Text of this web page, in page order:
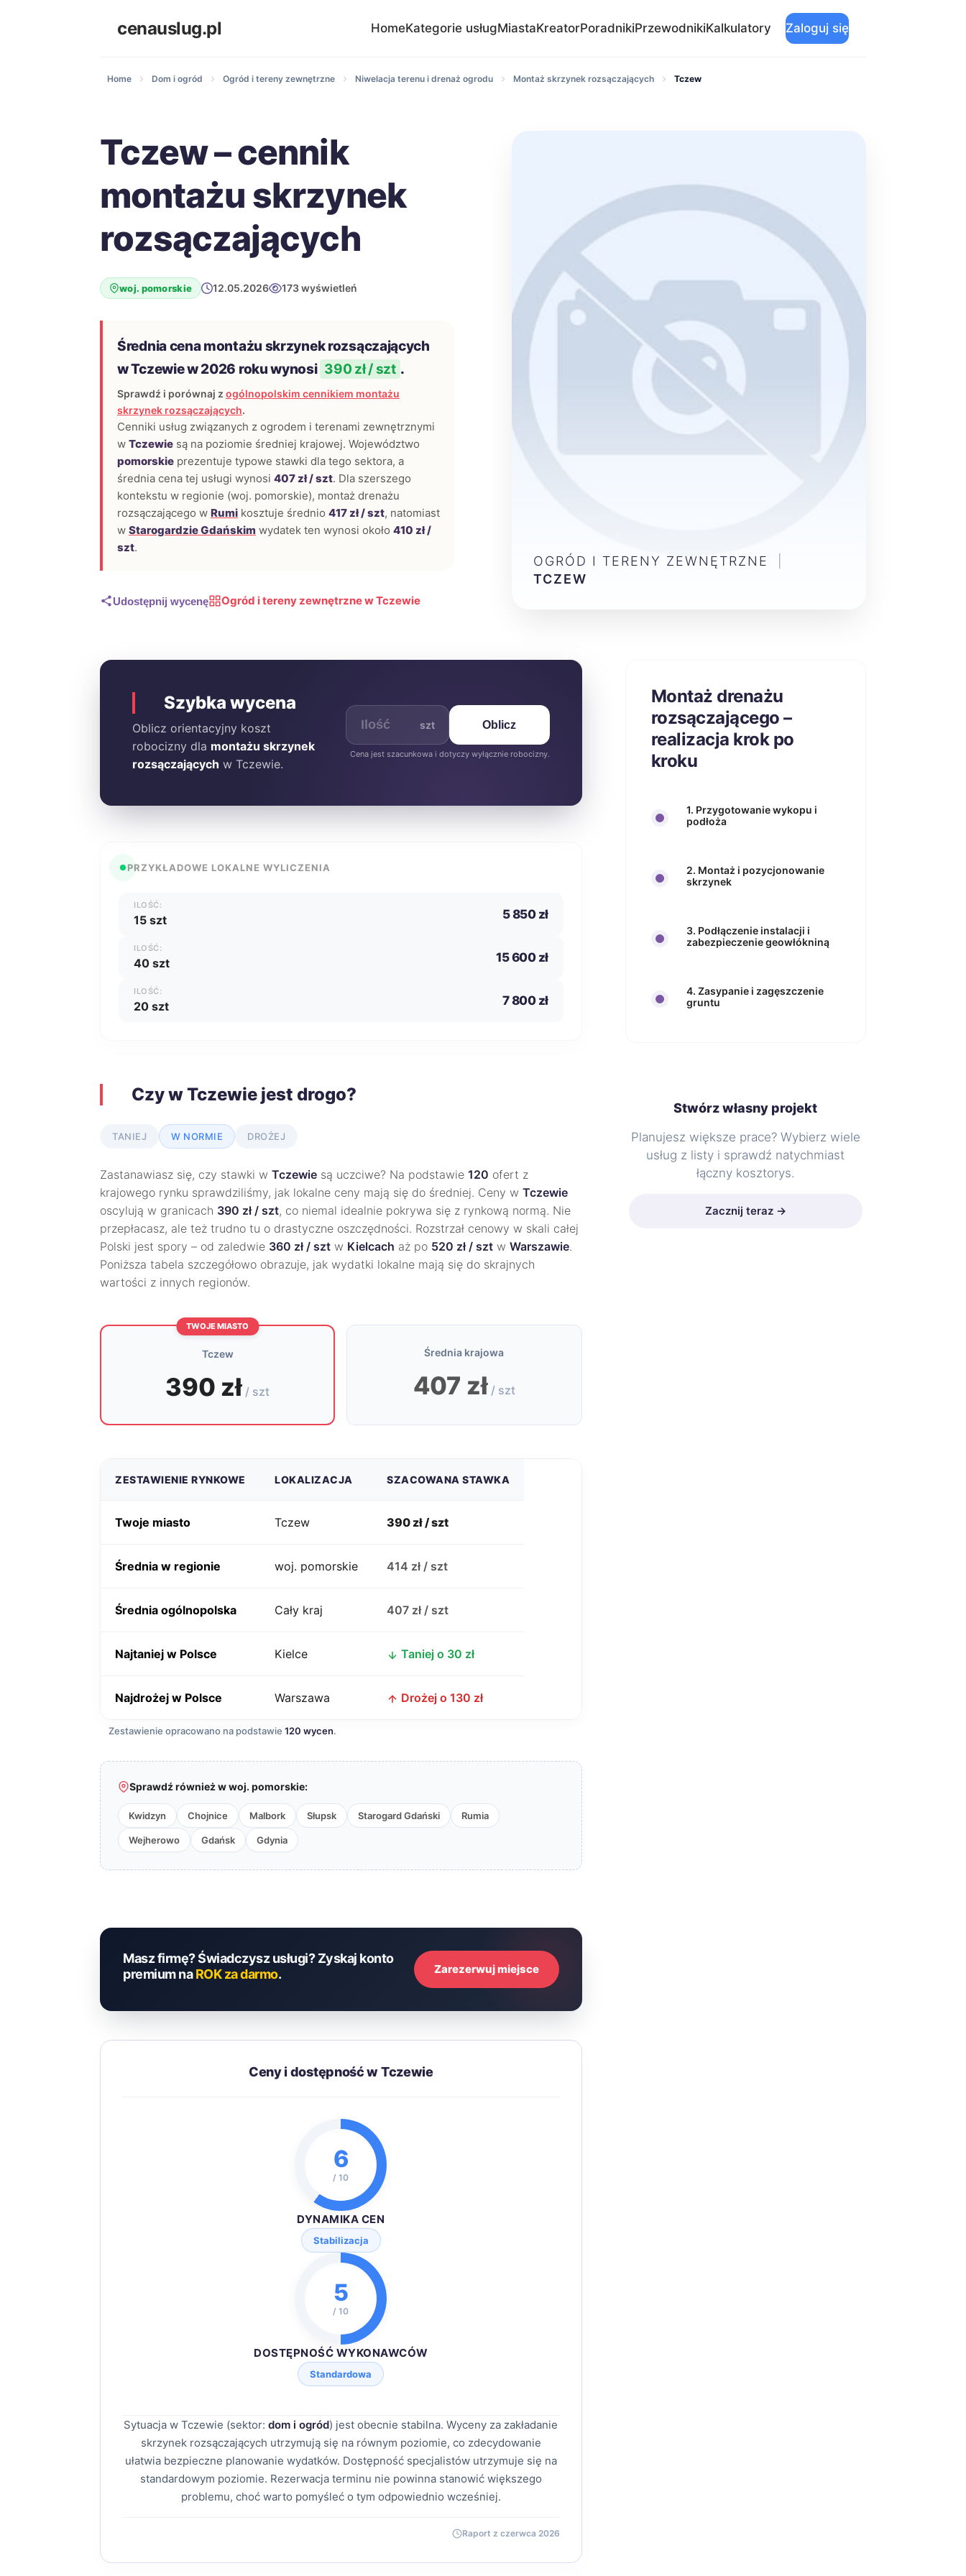
cenauslug.pl HomeKategorie usługMiastaKreatorPoradnikiPrzewodnikiKalkulatory Zaloguj się
Home Dom i ogród Ogród i tereny zewnętrzne Niwelacja terenu i drenaż ogrodu Montaż skrzynek rozsączających Tczew
Tczew – cennik
montażu skrzynek
rozsączających
woj. pomorskie 12.05.2026 173 wyświetleń
Średnia cena montażu skrzynek rozsączających
w Tczewie w 2026 roku wynosi 390 zł / szt .
Sprawdź i porównaj z ogólnopolskim cennikiem montażu
skrzynek rozsączających.
Cenniki usług związanych z ogrodem i terenami zewnętrznymi
w Tczewie są na poziomie średniej krajowej. Województwo
pomorskie prezentuje typowe stawki dla tego sektora, a
średnia cena tej usługi wynosi 407 zł / szt. Dla szerszego
kontekstu w regionie (woj. pomorskie), montaż drenażu
rozsączającego w Rumi kosztuje średnio 417 zł / szt, natomiast
w Starogardzie Gdańskim wydatek ten wynosi około 410 zł /
szt.
Udostępnij wycenę Ogród i tereny zewnętrzne w Tczewie
OGRÓD I TERENY ZEWNĘTRZNE
TCZEW
Szybka wycena
Oblicz orientacyjny koszt
robocizny dla montażu skrzynek
rozsączających w Tczewie.
szt Oblicz
Cena jest szacunkowa i dotyczy wyłącznie robocizny.
PRZYKŁADOWE LOKALNE WYLICZENIA
ILOŚĆ:
15 szt 5 850 zł
ILOŚĆ:
40 szt 15 600 zł
ILOŚĆ:
20 szt 7 800 zł
Czy w Tczewie jest drogo?
TANIEJ W NORMIE DROŻEJ
Zastanawiasz się, czy stawki w Tczewie są uczciwe? Na podstawie 120 ofert z
krajowego rynku sprawdziliśmy, jak lokalne ceny mają się do średniej. Ceny w Tczewie
oscylują w granicach 390 zł / szt, co niemal idealnie pokrywa się z rynkową normą. Nie
przepłacasz, ale też trudno tu o drastyczne oszczędności. Rozstrzał cenowy w skali całej
Polski jest spory – od zaledwie 360 zł / szt w Kielcach aż po 520 zł / szt w Warszawie.
Poniższa tabela szczegółowo obrazuje, jak wydatki lokalne mają się do skrajnych
wartości z innych regionów.
TWOJE MIASTO
Tczew
390 zł / szt
Średnia krajowa
407 zł / szt
ZESTAWIENIE RYNKOWE LOKALIZACJA SZACOWANA STAWKA
Twoje miasto Tczew 390 zł / szt
Średnia w regionie woj. pomorskie 414 zł / szt
Średnia ogólnopolska Cały kraj 407 zł / szt
Najtaniej w Polsce Kielce Taniej o 30 zł
Najdrożej w Polsce Warszawa Drożej o 130 zł
Zestawienie opracowano na podstawie 120 wycen.
Sprawdź również w woj. pomorskie:
Kwidzyn Chojnice Malbork Słupsk Starogard Gdański Rumia
Wejherowo Gdańsk Gdynia
Masz firmę? Świadczysz usługi? Zyskaj konto
premium naROK za darmo. Zarezerwuj miejsce
Ceny i dostępność w Tczewie
6
/ 10
DYNAMIKA CEN
Stabilizacja
5
/ 10
DOSTĘPNOŚĆ WYKONAWCÓW
Standardowa
Sytuacja w Tczewie (sektor:dom i ogród) jest obecnie stabilna. Wyceny za zakładanie
skrzynek rozsączających utrzymują się na równym poziomie, co zdecydowanie
ułatwia bezpieczne planowanie wydatków. Dostępność specjalistów utrzymuje się na
standardowym poziomie. Rezerwacja terminu nie powinna stanowić większego
problemu, choć warto pomyśleć o tym odpowiednio wcześniej.
Raport z czerwca 2026
Montaż drenażu
rozsączającego –
realizacja krok po
kroku
1. Przygotowanie wykopu i
podłoża
2. Montaż i pozycjonowanie
skrzynek
3. Podłączenie instalacji i
zabezpieczenie geowłókniną
4. Zasypanie i zagęszczenie
gruntu
Stwórz własny projekt
Planujesz większe prace? Wybierz wiele
usług z listy i sprawdź natychmiast
łączny kosztorys.
Zacznij teraz →